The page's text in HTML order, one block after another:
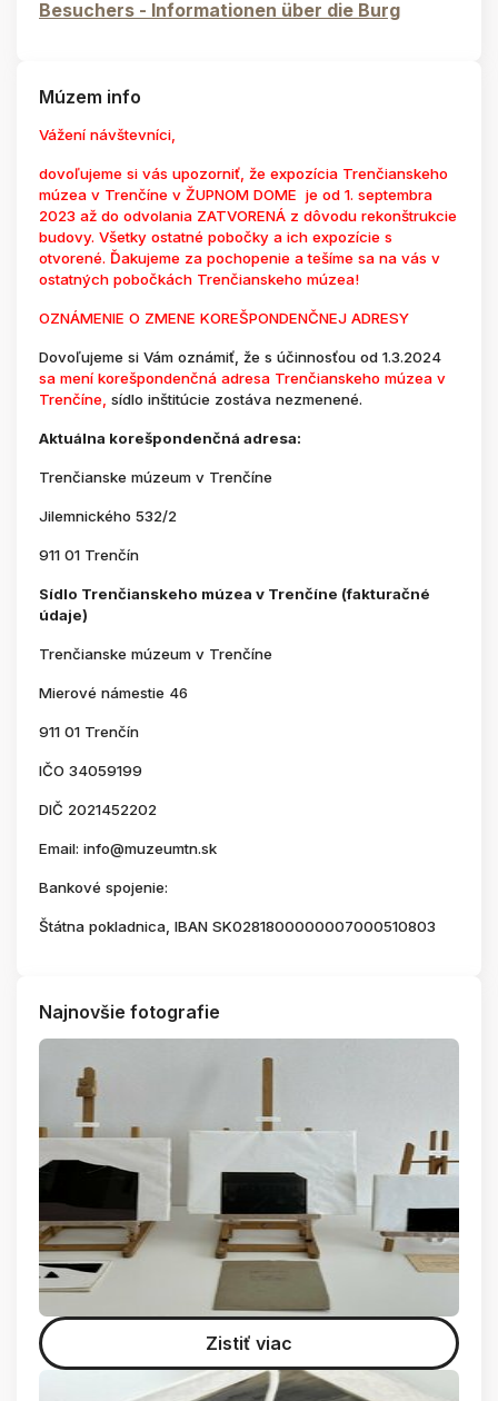
Besuchers - Informationen über die Burg
Múzem info
Vážení návštevníci,
dovoľujeme si vás upozorniť, že expozícia Trenčianskeho
múzea v Trenčíne v ŽUPNOM DOME je od 1. septembra
2023 až do odvolania ZATVORENÁ z dôvodu rekonštrukcie
budovy. Všetky ostatné pobočky a ich expozície s
otvorené. Ďakujeme za pochopenie a tešíme sa na vás v
ostatných pobočkách Trenčianskeho múzea!
OZNÁMENIE O ZMENE KOREŠPONDENČNEJ ADRESY
Dovoľujeme si Vám oznámiť, že s účinnosťou od 1.3.2024
sa mení korešpondenčná adresa Trenčianskeho múzea v
Trenčíne, sídlo inštitúcie zostáva nezmenené.
Aktuálna korešpondenčná adresa:
Trenčianske múzeum v Trenčíne
Jilemnického 532/2
911 01 Trenčín
Sídlo Trenčianskeho múzea v Trenčíne (fakturačné
údaje)
Trenčianske múzeum v Trenčíne
Mierové námestie 46
911 01 Trenčín
IČO 34059199
DIČ 2021452202
Email: info@muzeumtn.sk
Bankové spojenie:
Štátna pokladnica, IBAN SK0281800000007000510803
Najnovšie fotografie
Zistiť viac